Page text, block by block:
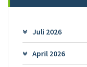
Juli 2026
April 2026